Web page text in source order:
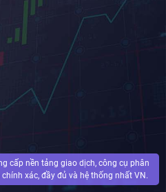
cấp nền tảng giao dịch, công cụ phân
xác, đầy đủ và hệ thống nhất VN.